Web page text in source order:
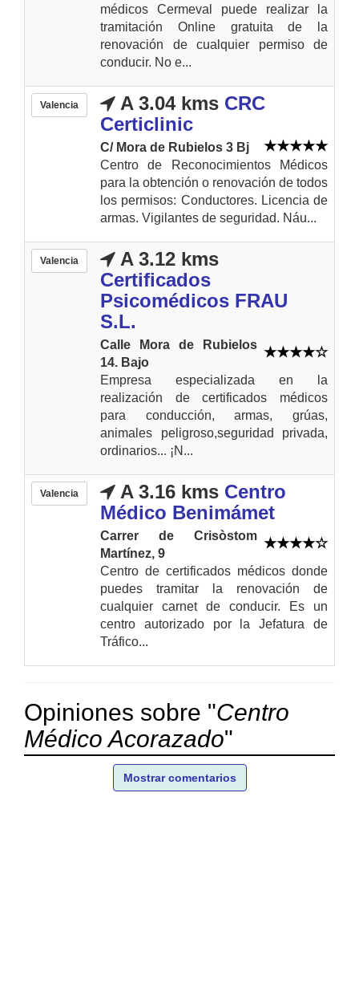
médicos Cermeval puede realizar la
tramitación Online gratuita de la
renovación de cualquier permiso de
conducir. No e...
Valencia A 3.04 kms CRC
Certiclinic
C/ Mora de Rubielos 3 Bj
Centro de Reconocimientos Médicos
para la obtención o renovación de todos
los permisos: Conductores. Licencia de
armas. Vigilantes de seguridad. Náu...
Valencia
A 3.12 kms
Certificados
Psicomédicos FRAU
S.L.
Calle Mora de Rubielos
14. Bajo
Empresa especializada en la
realización de certificados médicos
para conducción, armas, grúas,
animales peligroso,seguridad privada,
ordinarios... ¡N...
Valencia A 3.16 kms Centro
Médico Benimámet
Carrer de Crisòstom
Martínez, 9
Centro de certificados médicos donde
puedes tramitar la renovación de
cualquier carnet de conducir. Es un
centro autorizado por la Jefatura de
Tráfico...
Opiniones sobre "Centro
Médico Acorazado"
Mostrar comentarios